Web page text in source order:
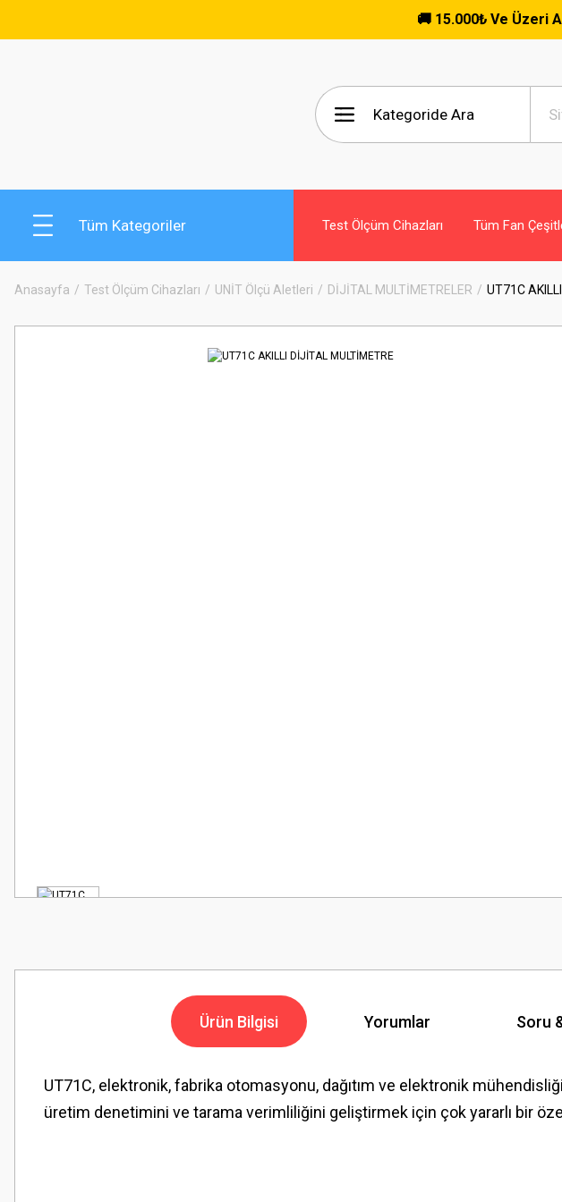
🚚 15.000₺ Ve Üzeri
Tüm Kategoriler Test Ölçüm Cihazları Tüm Fan
Anasayfa Test Ölçüm Cihazları UNİT Ölçü Aletleri DİJİTAL MULTİMETRELER UT71C
Ürün Bilgisi Yorumlar Soru
UT71C, elektronik, fabrika otomasyonu, dağıtım ve elektronik
üretim denetimini ve tarama verimliliğini geliştirmek için çok yararlı bir